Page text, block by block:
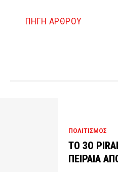
ΠΗΓΗ ΑΡΘΡΟΥ
ΠΟΛΙΤΙΣΜΟΣ
ΤΟ 3O
ΠΕΙΡΑΙΑ